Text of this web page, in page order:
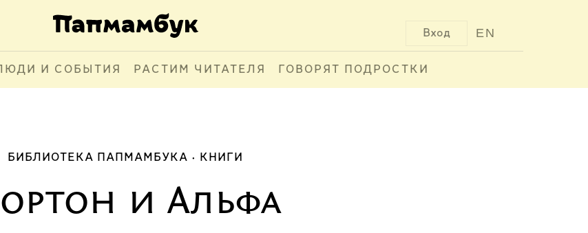
EN
Вход
И СОБЫТИЯ РАСТИМ ЧИТАТЕЛЯ ГОВОРЯТ ПОДРОСТКИ
БИБЛИОТЕКА ПАПМАМБУКА КНИГИ
и Альфа